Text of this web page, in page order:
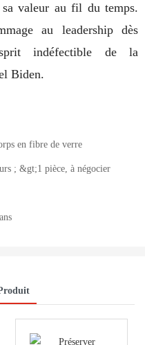
valeur au fil du temps.
au leadership dès
indéfectible de la
Biden.
en fibre de verre
; &gt;1 pièce, à négocier